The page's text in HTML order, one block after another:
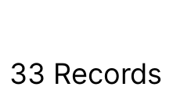
33 Records